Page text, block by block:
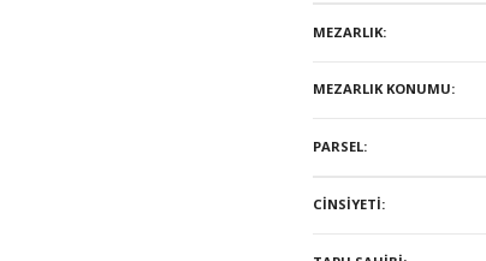
MEZARLIK
MEZARLIK KONUMU
PARSEL
CINSIYETI